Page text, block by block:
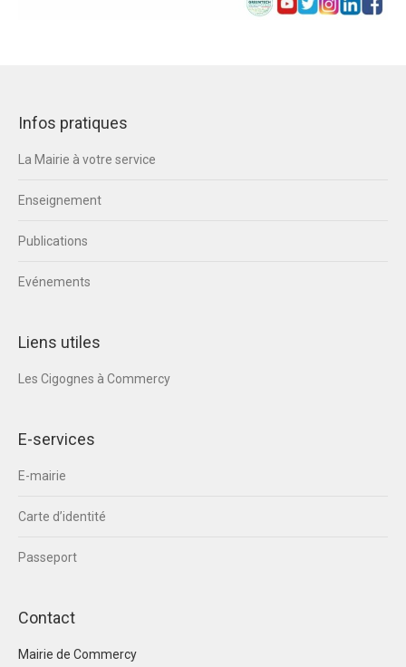
Infos pratiques
La Mairie à votre service
Enseignement
Publications
Evénements
Liens utiles
Les Cigognes à Commercy
E-services
E-mairie
Carte d’identité
Passeport
Contact
Mairie de Commercy